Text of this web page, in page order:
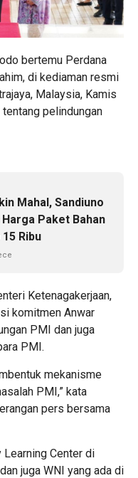
bertemu Perdana
di kediaman resmi
Malaysia, Kamis
pelindungan
Mahal, Sandiuno
Harga Paket Bahan
Ribu
Ketenagakerjaan,
komitmen Anwar
PMI dan juga
PMI.
mekanisme
PMI,” kata
pers bersama
Learning Center di
juga WNI yang ada di